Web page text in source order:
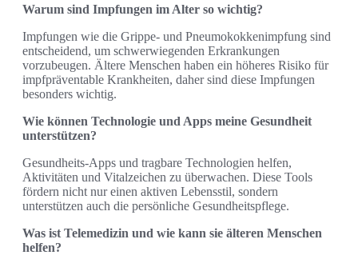
Warum sind Impfungen im Alter so wichtig?
Impfungen wie die Grippe- und Pneumokokkenimpfung sind
entscheidend, um schwerwiegenden Erkrankungen
vorzubeugen. Ältere Menschen haben ein höheres Risiko für
impfpräventable Krankheiten, daher sind diese Impfungen
besonders wichtig.
Wie können Technologie und Apps meine Gesundheit
unterstützen?
Gesundheits-Apps und tragbare Technologien helfen,
Aktivitäten und Vitalzeichen zu überwachen. Diese Tools
fördern nicht nur einen aktiven Lebensstil, sondern
unterstützen auch die persönliche Gesundheitspflege.
Was ist Telemedizin und wie kann sie älteren Menschen
helfen?